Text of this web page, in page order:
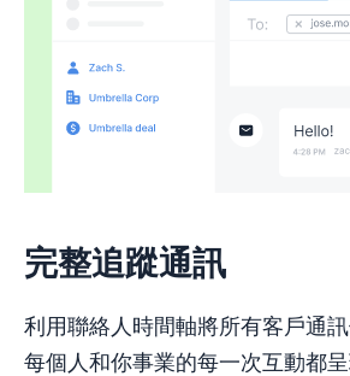
完整追蹤通訊
利用聯絡人時間軸將所有客戶通
每個人和你事業的每一次互動都